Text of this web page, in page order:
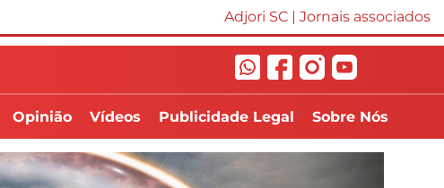
Adjori SC | Jornais associados
Opinião Vídeos Publicidade Legal Sobre Nós